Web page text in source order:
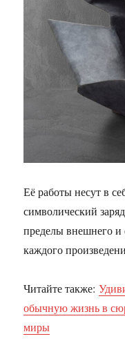
Её работы несут в
символический
пределы внешнего и
каждого
Читайте также:
обычную жизнь в
миры